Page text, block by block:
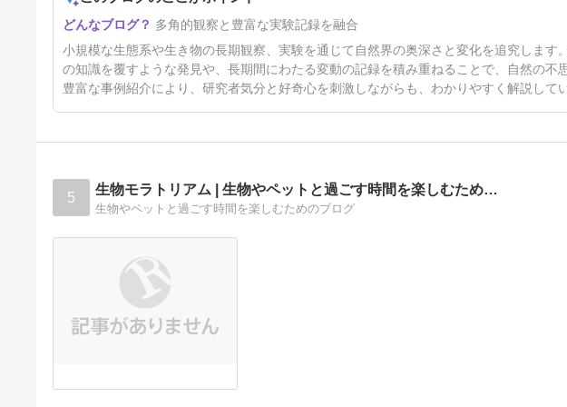
多角的観察と豊富な実験記録を融合
小規模な生態系や生き物の長期観察、実験を通じて自然界の奥深さと変化を追究します
の知識を覆すような発見や、長期間にわたる変動の記録を積み重ねることで、自然の不
豊富な事例紹介により、研究者気分と好奇心を刺激しながらも、わかりやすく解説して
5 生物モラトリアム | 生物やペットと過ごす時間を楽しむため…
生物やペットと過ごす時間を楽しむためのブログ